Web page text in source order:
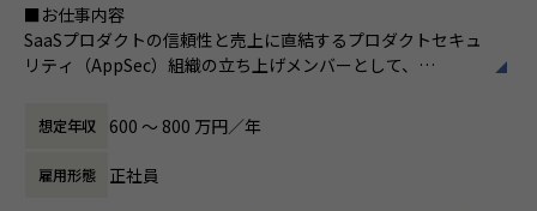
基盤（アセット）を活かしながら、
そこから新しいソリューションを発明し、サービス化する
ダイナミックな開発経験が得られます。
ス化するにあたり、技術スタックやアーキテクチャの選定を
・「数多くの挑戦（探索）」が正当に評価される環境： 当プ
現在は、強固な自社アセットと最新技術（生成AIなど）を掛
け合わせ、「顧客にどんな新しいソリューションを提供でき
るか」を
戦を圧倒的なスピードで推し進め、
トエンジニアチームの拡大を決定しました。
■お仕事内容
SaaSプロダクトの信頼性と売上に直結するプロダクトセキュ
リティ（AppSec）組織の立ち上げメンバーとして、
いただきます。
入社後は、立ち上げ期において最もインパクトの大きい技術
領域（DevSecOpsの推進、脆弱性管理）をメインに順次お任
せし、
想定年収 600 〜 800 万円／年
雇用形態 正社員